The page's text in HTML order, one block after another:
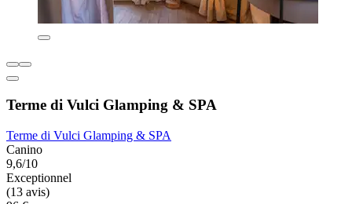
Terme di Vulci Glamping & SPA
Terme di Vulci Glamping & SPA
Canino
9,6/10
Exceptionnel
(13 avis)